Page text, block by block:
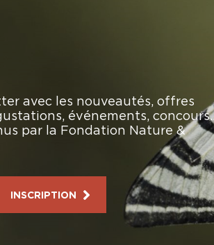
avec les nouveautés, offres
événements,
par la Fondation Nature &
INSCRIPTION